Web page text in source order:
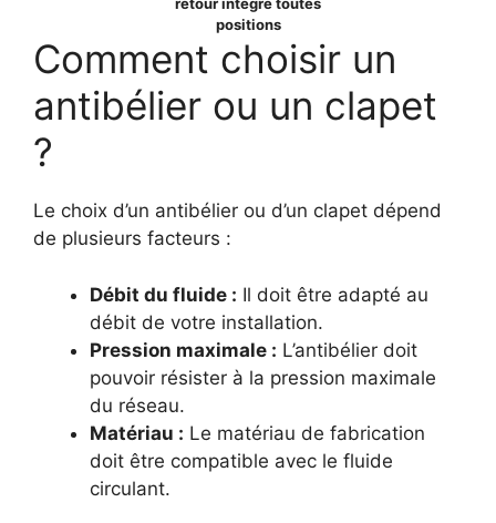
positions
Comment choisir un
antibélier ou un clapet
?
Le choix d’un antibélier ou d’un clapet dépend
de plusieurs facteurs :
Débit du fluide : Il doit être adapté au
débit de votre installation.
Pression maximale : L’antibélier doit
pouvoir résister à la pression maximale
du réseau.
Matériau : Le matériau de fabrication
doit être compatible avec le fluide
circulant.